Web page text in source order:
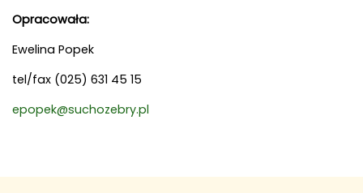
Opracowała:
Ewelina Popek
tel/fax (025) 631 45 15
epopek@suchozebry.pl